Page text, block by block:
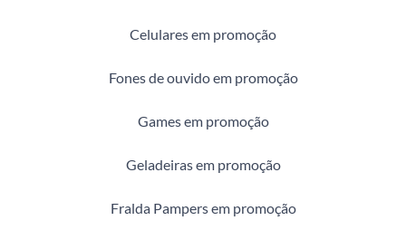
Celulares em promoção
Fones de ouvido em promoção
Games em promoção
Geladeiras em promoção
Fralda Pampers em promoção